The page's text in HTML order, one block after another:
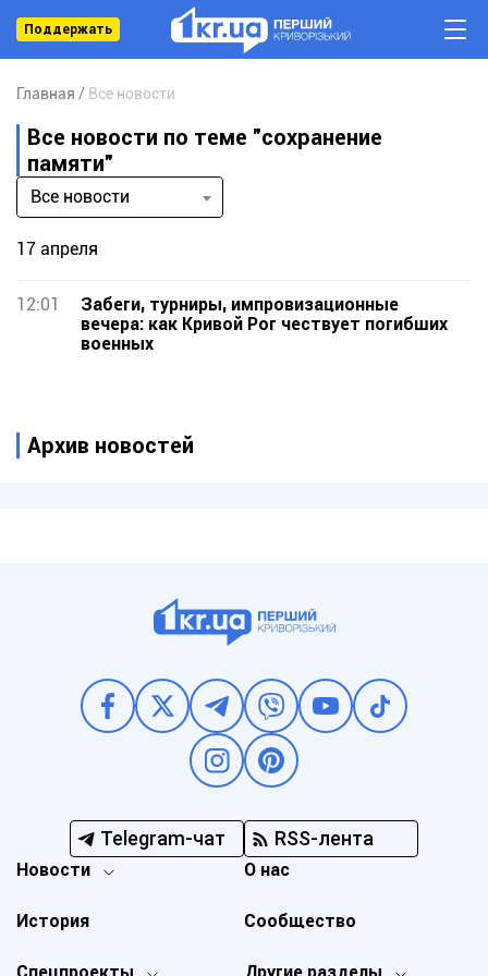
Поддержать
Главная Все новости
Все новости по теме "сохранение
памяти"
Все новости
17 апреля
12:01
Забеги, турниры, импровизационные
вечера: как Кривой Рог чествует погибших
военных
Архив новостей
Telegram-чат RSS-лента
Новости
История
О нас
Сообщество